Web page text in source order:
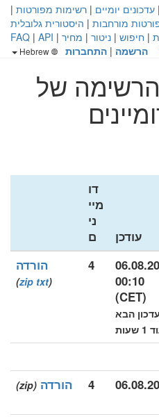
| עדכונים יומיים | רשימות מפורטות |
מורחבות | היסטורית גלובלית
| חיפוש | ניטור | מחיר |
FAQ | API
הרשמה | התחברות
של
עודכן
דו
מיי
ני
ם
00:10
(CET)
הבא
4 הורדה
(
zip txt
)
4 הורדה (zip)